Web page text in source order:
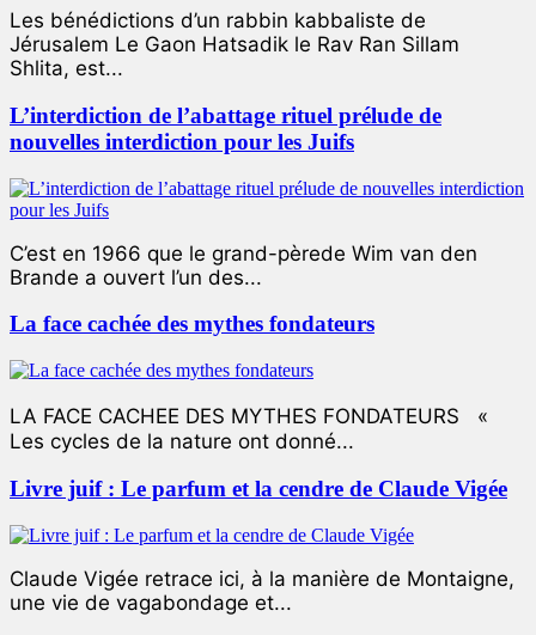
Les bénédictions d’un rabbin kabbaliste de
Jérusalem Le Gaon Hatsadik le Rav Ran Sillam
Shlita, est...
L’interdiction de l’abattage rituel prélude de
nouvelles interdiction pour les Juifs
C’est en 1966 que le grand-pèrede Wim van den
Brande a ouvert l’un des...
La face cachée des mythes fondateurs
LA FACE CACHEE DES MYTHES FONDATEURS «
Les cycles de la nature ont donné...
Livre juif : Le parfum et la cendre de Claude Vigée
Claude Vigée retrace ici, à la manière de Montaigne,
une vie de vagabondage et...